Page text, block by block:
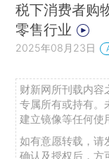
税下消费者购
零售行业
2025年08月23日
财新网所刊载内容
专属所有或持有。
建立镜像等任何使
如有意愿转载，请
确认及授权后，方